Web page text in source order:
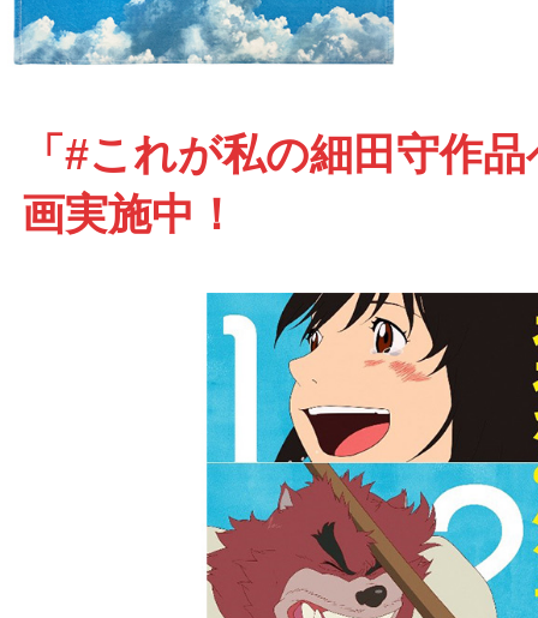
「#これが私の細田守作
画実施中！